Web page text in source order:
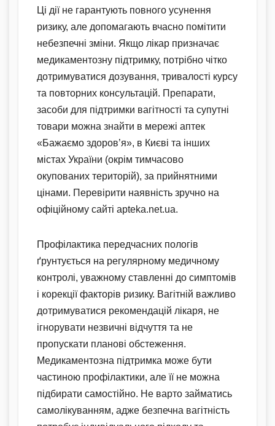
Ці дії не гарантують повного усунення
ризику, але допомагають вчасно помітити
небезпечні зміни. Якщо лікар призначає
медикаментозну підтримку, потрібно чітко
дотримуватися дозування, тривалості курсу
та повторних консультацій. Препарати,
засоби для підтримки вагітності та супутні
товари можна знайти в мережі аптек
«Бажаємо здоров’я», в Києві та інших
містах України (окрім тимчасово
окупованих територій), за прийнятними
цінами. Перевірити наявність зручно на
офіційному сайті apteka.net.ua.
Профілактика передчасних пологів
ґрунтується на регулярному медичному
контролі, уважному ставленні до симптомів
і корекції факторів ризику. Вагітній важливо
дотримуватися рекомендацій лікаря, не
ігнорувати незвичні відчуття та не
пропускати планові обстеження.
Медикаментозна підтримка може бути
частиною профілактики, але її не можна
підбирати самостійно. Не варто займатись
самолікуванням, адже безпечна вагітність